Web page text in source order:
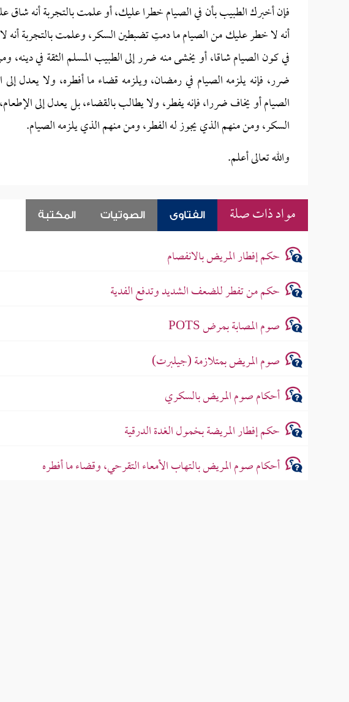
فإن أخبرك الطبيب بأن في الصيام خطرا عليك، أو علمت بالتجربة أنه شاق
أنه لا خطر عليك من الصيام ما دمتِ تضبطين السكر، وعلمت بالتجربة
في كون الصيام شاقا، أو يخشى منه ضرر إلى الطبيب المسلم الثقة في
ضرر، فإنه يلزمه الصيام في رمضان، ويلزمه قضاء ما أفطره، ولا يعدل
الصيام أو يخاف ضررا، فإنه يفطر، ولا يطالب بالقضاء، بل يعدل إلى
السكر، ومن منهم الذي يجوز له الفطر، ومن منهم الذي يلزمه الصيام.
والله تعالى أعلم.
مواد ذات صلة الفتاوى الصوتيات المكتبة
حكم إفطار المريض بالانفصام
حكم من تفطر للضعف الشديد وتدفع الفدية
صوم المصابة بمرض POTS
صوم المريض بمتلازمة (جيلبرت)
أحكام صوم المريض بالسكري
حكم إفطار المريضة بخمول الغدة الدرقية
أحكام صوم المريض بالتهاب الأمعاء التقرحي، وقضاء ما أفطره